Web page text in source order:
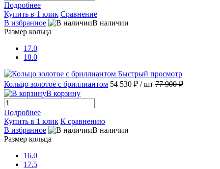
Подробнее
Купить в 1 клик Сравнение
В избранное
В наличии
Размер кольца
17.0
18.0
Быстрый просмотр
Кольцо золотое с бриллиантом 54 530 ₽ / шт 77 900 ₽
В корзину
Подробнее
Купить в 1 клик К сравнению
В избранное
В наличии
Размер кольца
16.0
17.5